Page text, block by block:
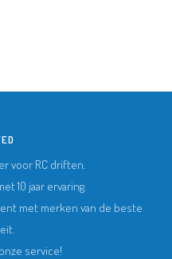
voor RC driften.
10 jaar ervaring.
met merken van de beste
service!